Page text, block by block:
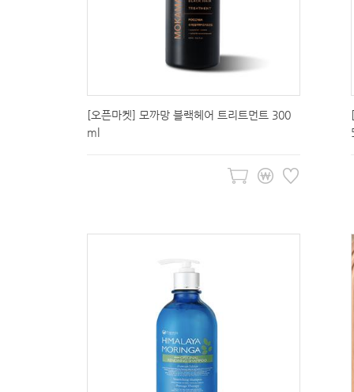
[오픈마켓] 모까망 블랙헤어 트리트먼트 300
ml